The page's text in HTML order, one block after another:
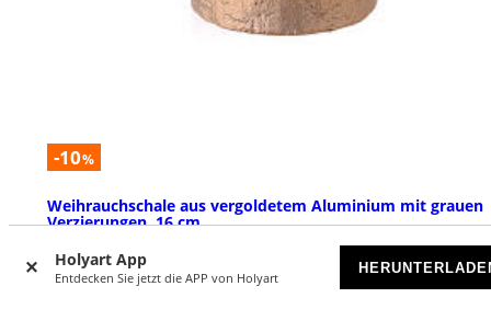
Holyart App
Entdecken Sie jetzt die APP von Holyart
-10%
Weihrauchschale aus vergoldetem Aluminium mit grauen
Verzierungen, 16 cm
VORRÄTIG